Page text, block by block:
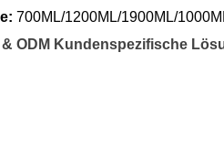
700ML/1200ML/1900ML/
& ODM Kundenspezifische